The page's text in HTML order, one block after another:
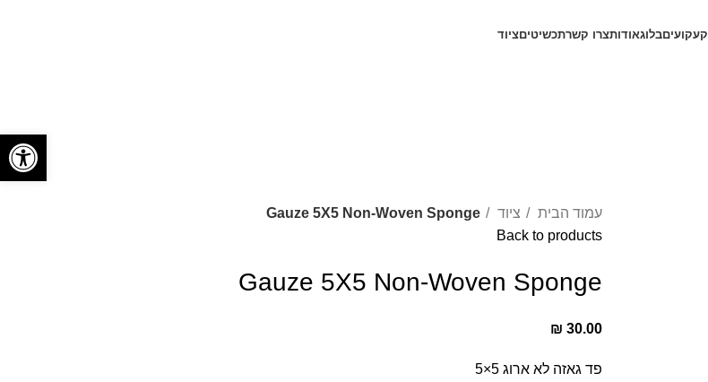
קעקועיםבלוגאודותצרו קשרתכשיטיםציוד
עמוד הבית
ציוד
Gauze 5X5 Non-Woven Sponge
Back to products
Gauze 5X5 Non-Woven Sponge
₪ 30.00
פד גאזה לא ארוג 5×5
פתח